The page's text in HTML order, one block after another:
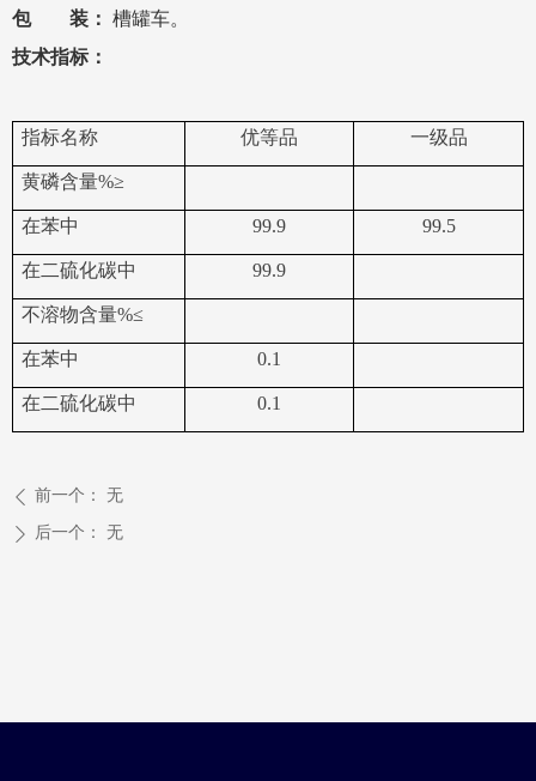
包 装： 槽罐车。
技术指标：
指标名称 优等品 一级品
黄磷含量%≥
在苯中 99.9 99.5
在二硫化碳中 99.9
不溶物含量%≤
在苯中 0.1
在二硫化碳中 0.1
ꄴ 前一个： 无
ꄲ 后一个： 无